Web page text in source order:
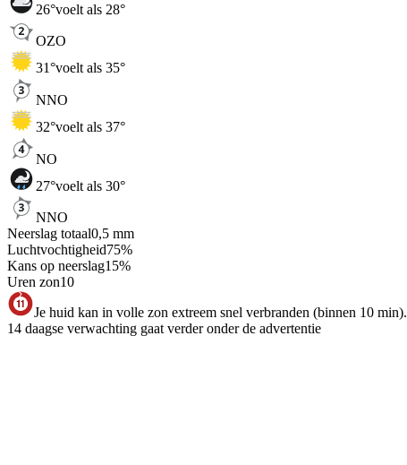
26°voelt als 28°
OZO
31°voelt als 35°
NNO
32°voelt als 37°
NO
27°voelt als 30°
NNO
Neerslag totaal0,5 mm
Luchtvochtigheid75%
Kans op neerslag15%
Uren zon10
Je huid kan in volle zon extreem snel verbranden (binnen 10 min).
14 daagse verwachting gaat verder onder de advertentie